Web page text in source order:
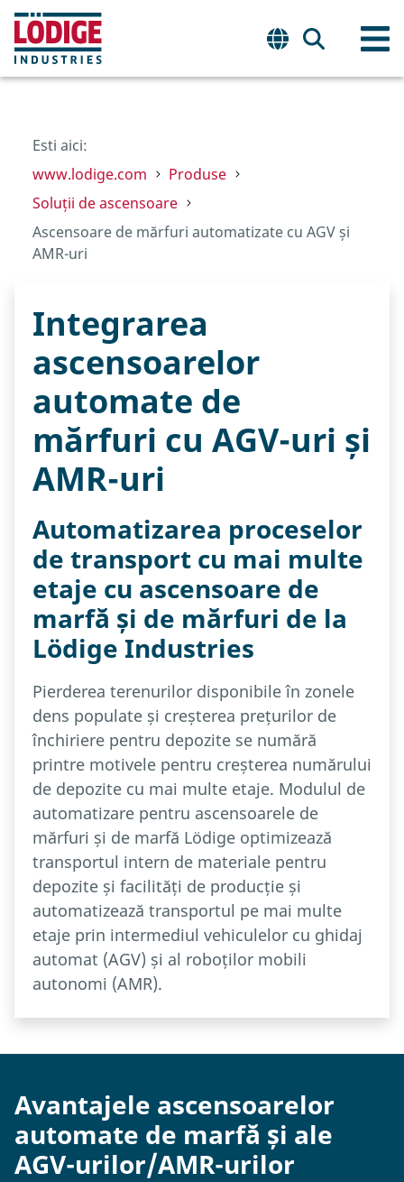
Esti aici:
www.lodige.com
Produse
Soluții de ascensoare
Ascensoare de mărfuri automatizate cu AGV și
AMR-uri
Integrarea
ascensoarelor
automate de
mărfuri cu AGV-uri și
AMR-uri
Automatizarea proceselor
de transport cu mai multe
etaje cu ascensoare de
marfă și de mărfuri de la
Lödige Industries
Pierderea terenurilor disponibile în zonele
dens populate și creșterea prețurilor de
închiriere pentru depozite se numără
printre motivele pentru creșterea numărului
de depozite cu mai multe etaje. Modulul de
automatizare pentru ascensoarele de
mărfuri și de marfă Lödige optimizează
transportul intern de materiale pentru
depozite și facilități de producție și
automatizează transportul pe mai multe
etaje prin intermediul vehiculelor cu ghidaj
automat (AGV) și al roboților mobili
autonomi (AMR).
Avantajele ascensoarelor
automate de marfă și ale
AGV-urilor/AMR-urilor